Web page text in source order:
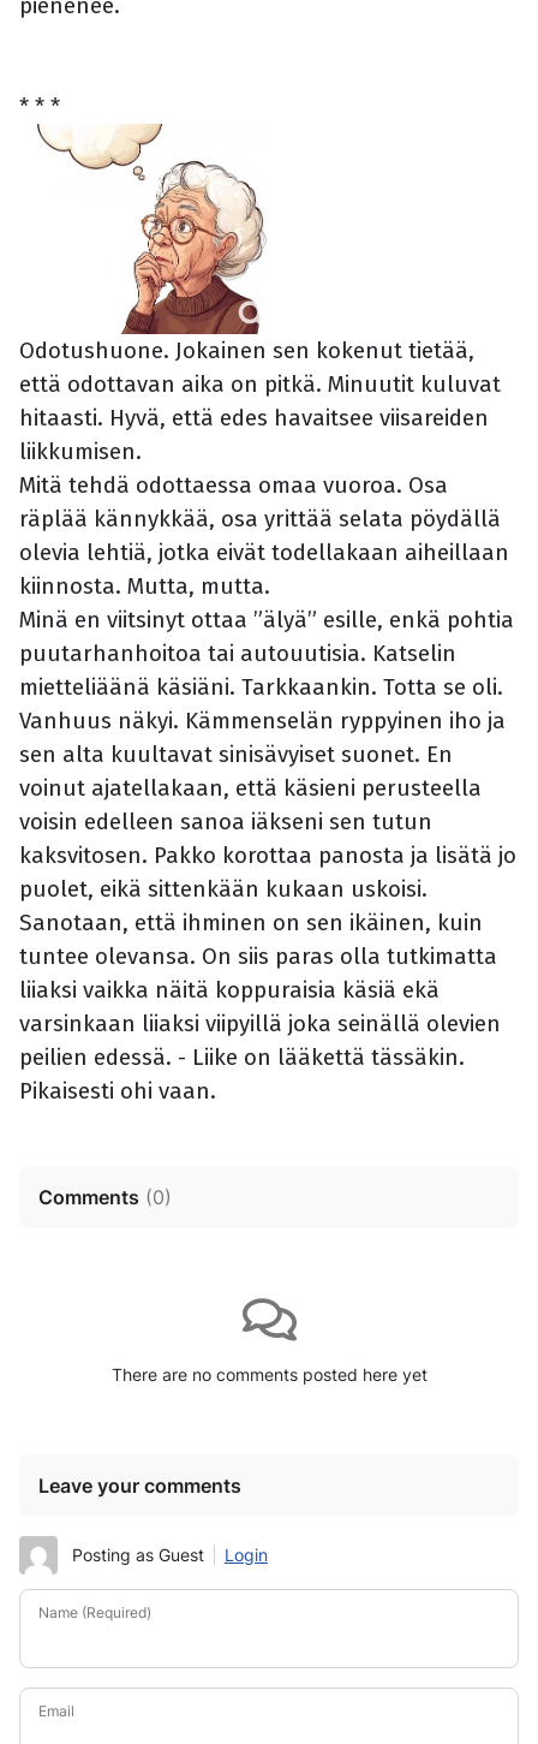
pienenee.
* * *
Odotushuone. Jokainen sen kokenut tietää,
että odottavan aika on pitkä. Minuutit kuluvat
hitaasti. Hyvä, että edes havaitsee viisareiden
liikkumisen.
Mitä tehdä odottaessa omaa vuoroa. Osa
räplää kännykkää, osa yrittää selata pöydällä
olevia lehtiä, jotka eivät todellakaan aiheillaan
kiinnosta. Mutta, mutta.
Minä en viitsinyt ottaa ”älyä” esille, enkä pohtia
puutarhanhoitoa tai autouutisia. Katselin
mietteliäänä käsiäni. Tarkkaankin. Totta se oli.
Vanhuus näkyi. Kämmenselän ryppyinen iho ja
sen alta kuultavat sinisävyiset suonet. En
voinut ajatellakaan, että käsieni perusteella
voisin edelleen sanoa iäkseni sen tutun
kaksvitosen. Pakko korottaa panosta ja lisätä jo
puolet, eikä sittenkään kukaan uskoisi.
Sanotaan, että ihminen on sen ikäinen, kuin
tuntee olevansa. On siis paras olla tutkimatta
liiaksi vaikka näitä koppuraisia käsiä ekä
varsinkaan liiaksi viipyillä joka seinällä olevien
peilien edessä. - Liike on lääkettä tässäkin.
Pikaisesti ohi vaan.
Comments (0)
There are no comments posted here yet
Leave your comments
Posting as Guest Login
Name (Required)
Email